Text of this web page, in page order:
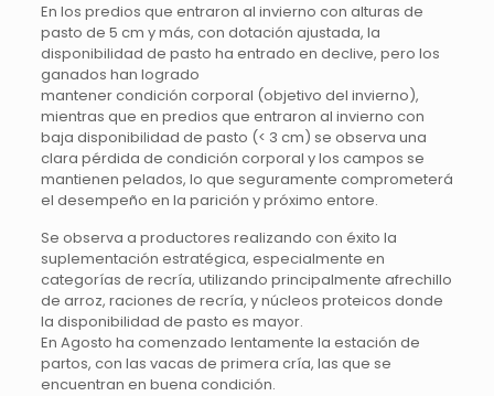
En los predios que entraron al invierno con alturas de
pasto de 5 cm y más, con dotación ajustada, la
disponibilidad de pasto ha entrado en declive, pero los
ganados han logrado
mantener condición corporal (objetivo del invierno),
mientras que en predios que entraron al invierno con
baja disponibilidad de pasto (< 3 cm) se observa una
clara pérdida de condición corporal y los campos se
mantienen pelados, lo que seguramente comprometerá
el desempeño en la parición y próximo entore.
Se observa a productores realizando con éxito la
suplementación estratégica, especialmente en
categorías de recría, utilizando principalmente afrechillo
de arroz, raciones de recría, y núcleos proteicos donde
la disponibilidad de pasto es mayor.
En Agosto ha comenzado lentamente la estación de
partos, con las vacas de primera cría, las que se
encuentran en buena condición.